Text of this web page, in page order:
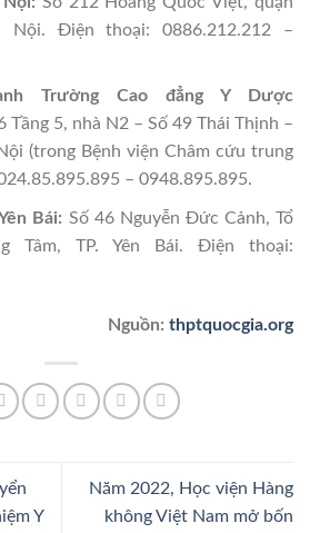
Nội. Điện thoại: 0886.212.212 –
Trường Cao đẳng Y Dược
Tầng 5, nhà N2 – Số 49 Thái Thịnh –
(trong Bệnh viện Châm cứu trung
– 0948.895.895.
Bái: Số 46 Nguyễn Đức Cảnh, Tổ
Tâm, TP. Yên Bái. Điện thoại:
Nguồn: thptquocgia.org
Y
Năm 2022, Học viện Hàng
không Việt Nam mở bốn